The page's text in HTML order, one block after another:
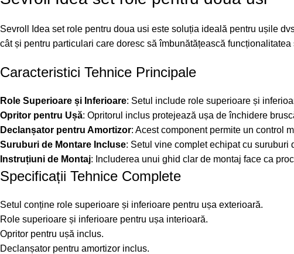
Sevroll Idea set role pentru doua usi este soluția ideală pentru ușile
cât și pentru particulari care doresc să îmbunătățească
Caracteristici Tehnice Principale
Role Superioare și Inferioare: Setul include role superioare și
Opritor pentru Ușă: Opritorul inclus protejează ușa de închidere
Declanșator pentru Amortizor: Acest component permite un control
Suruburi de Montare Incluse: Setul vine complet echipat cu
Instruțiuni de Montaj: Includerea unui ghid clar de montaj face ca
Specificații Tehnice Complete
Setul conține role superioare și inferioare pentru ușa exterioară.
Role superioare și inferioare pentru ușa interioară.
Opritor pentru ușă inclus.
Declanșator pentru amortizor inclus.